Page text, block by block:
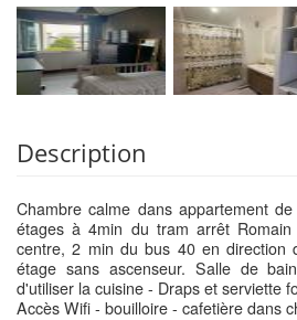
Description
Chambre calme dans appartement
étages à 4min du tram arrêt
centre, 2 min du bus 40 en direction
étage sans ascenseur. Salle de
d'utiliser la cuisine - Draps et serviette
Accès Wifi - bouilloire - cafetière dans